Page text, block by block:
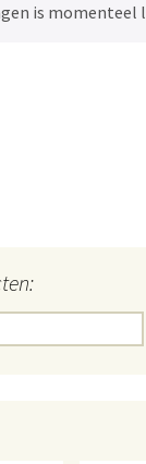
is momenteel